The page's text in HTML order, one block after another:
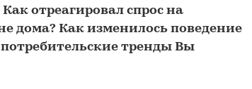
отреагировал спрос на
дома? Как изменилось поведение
тренды Вы